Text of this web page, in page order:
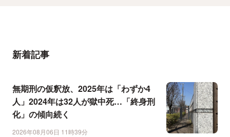
新着記事
無期刑の仮釈放、2025年は「わずか4
人」2024年は32人が獄中死…「終身刑
化」の傾向続く
2026年08月06日 11時39分